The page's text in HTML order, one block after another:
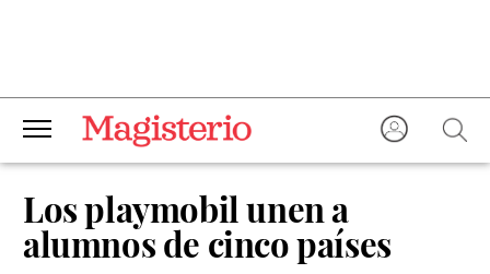
Los playmobil unen a
alumnos de cinco países